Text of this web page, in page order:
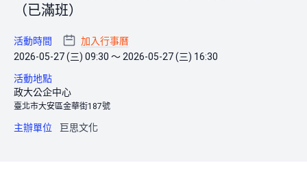
（已滿班）
活動時間
加入行事曆
2026-05-27 (三) 09:30 ～ 2026-05-27 (三) 16:30
活動地點
政大公企中心
臺北市大安區金華街187號
主辦單位 巨思文化